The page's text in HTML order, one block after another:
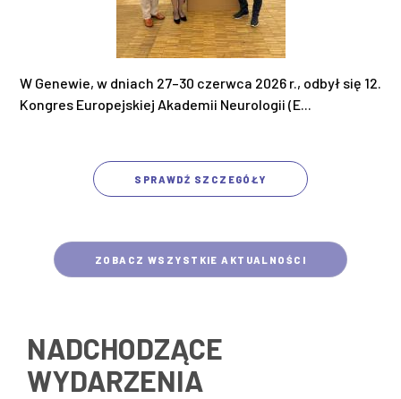
W Genewie, w dniach 27–30 czerwca 2026 r., odbył się 12.
Kongres Europejskiej Akademii Neurologii (E...
SPRAWDŹ SZCZEGÓŁY
ZOBACZ WSZYSTKIE AKTUALNOŚCI
NADCHODZĄCE
WYDARZENIA